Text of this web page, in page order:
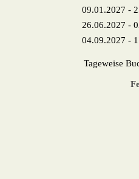
09.01.2027 -
26.06.2027 -
04.09.2027 -
Tageweise